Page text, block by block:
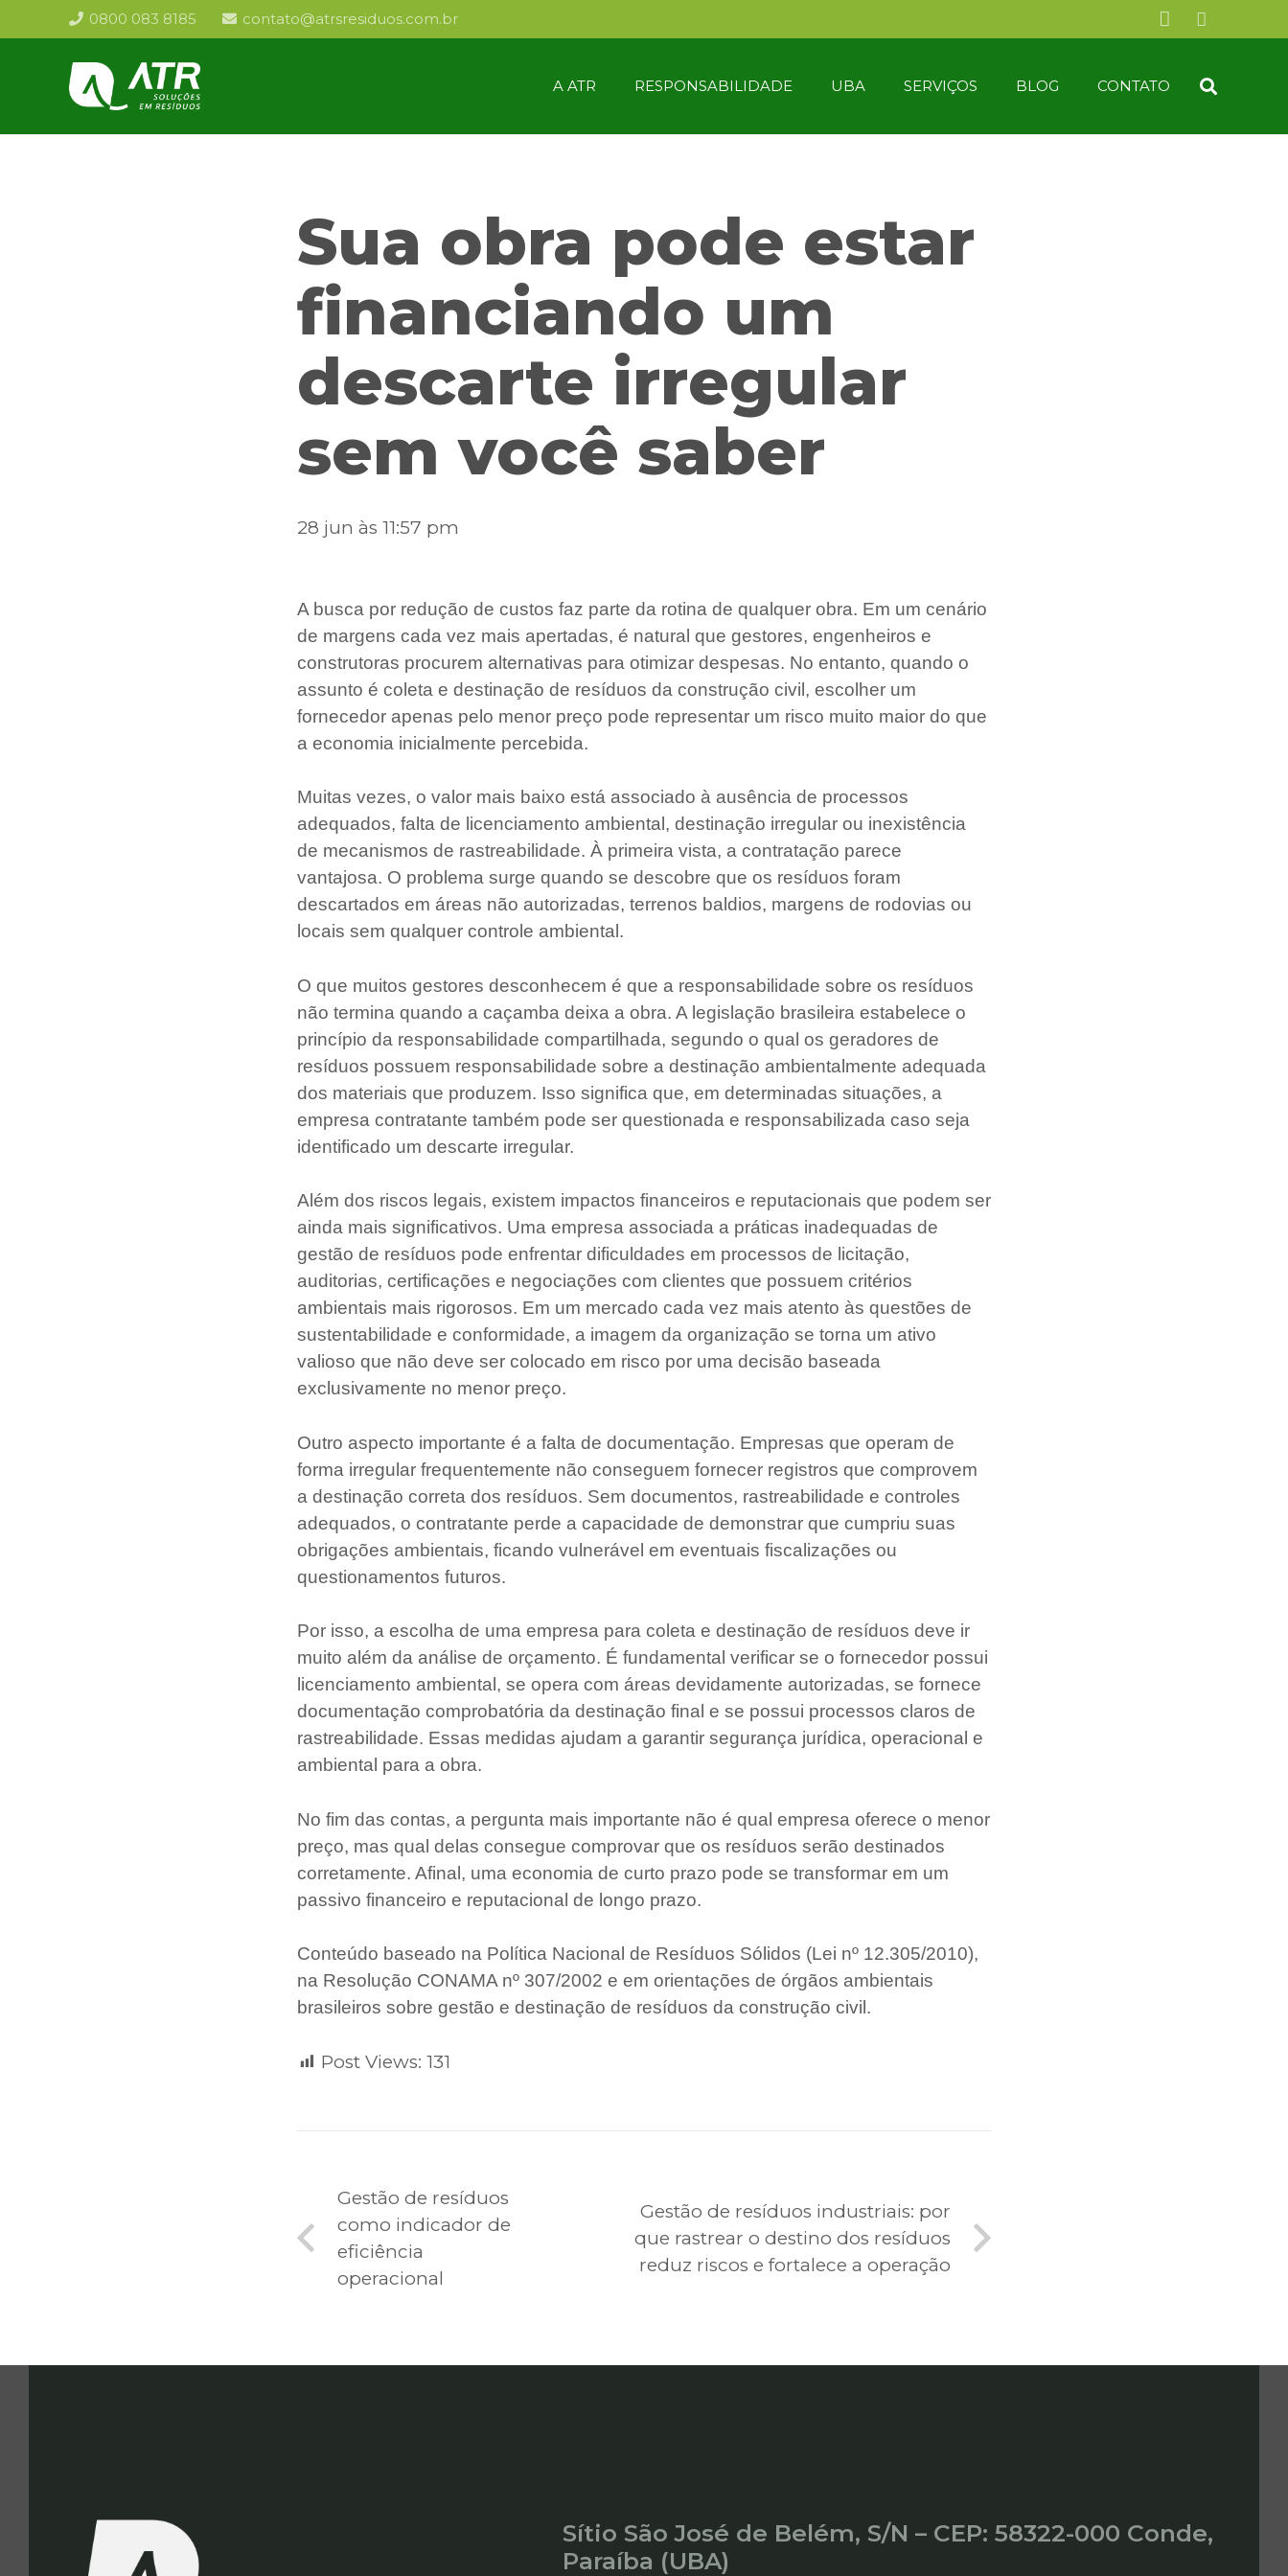
0800 083 8185 contato@atrsresiduos.com.br
A ATR RESPONSABILIDADE UBA SERVIÇOS BLOG CONTATO
Sua obra pode estar
financiando um
descarte irregular
sem você saber
28 jun às 11:57 pm
A busca por redução de custos faz parte da rotina de qualquer obra. Em um cenário
de margens cada vez mais apertadas, é natural que gestores, engenheiros e
construtoras procurem alternativas para otimizar despesas. No entanto, quando o
assunto é coleta e destinação de resíduos da construção civil, escolher um
fornecedor apenas pelo menor preço pode representar um risco muito maior do que
a economia inicialmente percebida.
Muitas vezes, o valor mais baixo está associado à ausência de processos
adequados, falta de licenciamento ambiental, destinação irregular ou inexistência
de mecanismos de rastreabilidade. À primeira vista, a contratação parece
vantajosa. O problema surge quando se descobre que os resíduos foram
descartados em áreas não autorizadas, terrenos baldios, margens de rodovias ou
locais sem qualquer controle ambiental.
O que muitos gestores desconhecem é que a responsabilidade sobre os resíduos
não termina quando a caçamba deixa a obra. A legislação brasileira estabelece o
princípio da responsabilidade compartilhada, segundo o qual os geradores de
resíduos possuem responsabilidade sobre a destinação ambientalmente adequada
dos materiais que produzem. Isso significa que, em determinadas situações, a
empresa contratante também pode ser questionada e responsabilizada caso seja
identificado um descarte irregular.
Além dos riscos legais, existem impactos financeiros e reputacionais que podem ser
ainda mais significativos. Uma empresa associada a práticas inadequadas de
gestão de resíduos pode enfrentar dificuldades em processos de licitação,
auditorias, certificações e negociações com clientes que possuem critérios
ambientais mais rigorosos. Em um mercado cada vez mais atento às questões de
sustentabilidade e conformidade, a imagem da organização se torna um ativo
valioso que não deve ser colocado em risco por uma decisão baseada
exclusivamente no menor preço.
Outro aspecto importante é a falta de documentação. Empresas que operam de
forma irregular frequentemente não conseguem fornecer registros que comprovem
a destinação correta dos resíduos. Sem documentos, rastreabilidade e controles
adequados, o contratante perde a capacidade de demonstrar que cumpriu suas
obrigações ambientais, ficando vulnerável em eventuais fiscalizações ou
questionamentos futuros.
Por isso, a escolha de uma empresa para coleta e destinação de resíduos deve ir
muito além da análise de orçamento. É fundamental verificar se o fornecedor possui
licenciamento ambiental, se opera com áreas devidamente autorizadas, se fornece
documentação comprobatória da destinação final e se possui processos claros de
rastreabilidade. Essas medidas ajudam a garantir segurança jurídica, operacional e
ambiental para a obra.
No fim das contas, a pergunta mais importante não é qual empresa oferece o menor
preço, mas qual delas consegue comprovar que os resíduos serão destinados
corretamente. Afinal, uma economia de curto prazo pode se transformar em um
passivo financeiro e reputacional de longo prazo.
Conteúdo baseado na Política Nacional de Resíduos Sólidos (Lei nº 12.305/2010),
na Resolução CONAMA nº 307/2002 e em orientações de órgãos ambientais
brasileiros sobre gestão e destinação de resíduos da construção civil.
Post Views: 131
Gestão de resíduos
como indicador de
eficiência
operacional
Gestão de resíduos industriais: por
que rastrear o destino dos resíduos
reduz riscos e fortalece a operação
Sítio São José de Belém, S/N – CEP: 58322-000 Conde,
Paraíba (UBA)